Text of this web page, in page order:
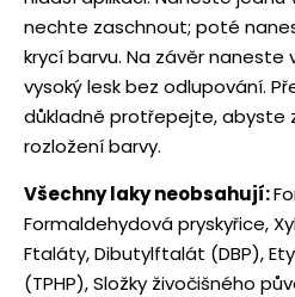
nechte zaschnout; poté
krycí barvu. Na závěr naneste
vysoký lesk bez odlupování.
důkladně protřepejte, abyste
rozložení barvy.
Všechny laky neobsahují:
Formaldehydová pryskyřice,
Ftaláty, Dibutylftalát (DBP),
(TPHP), Složky živočišného